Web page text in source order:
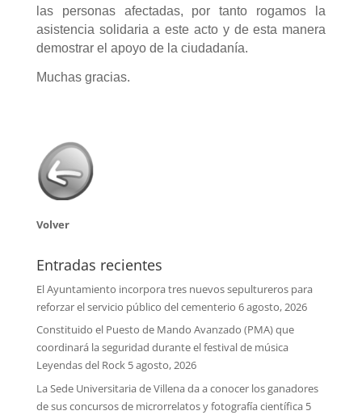
las personas afectadas, por tanto rogamos la
asistencia solidaria a este acto y de esta manera
demostrar el apoyo de la ciudadanía.
Muchas gracias.
Volver
Entradas recientes
El Ayuntamiento incorpora tres nuevos sepultureros para
reforzar el servicio público del cementerio 6 agosto, 2026
Constituido el Puesto de Mando Avanzado (PMA) que
coordinará la seguridad durante el festival de música
Leyendas del Rock 5 agosto, 2026
La Sede Universitaria de Villena da a conocer los ganadores
de sus concursos de microrrelatos y fotografía científica 5